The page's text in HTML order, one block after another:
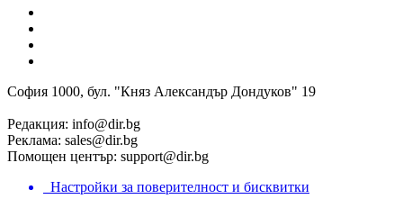
София 1000, бул. "Княз Александър Дондуков" 19
Редакция: info@dir.bg
Реклама: sales@dir.bg
Помощен център: support@dir.bg
Настройки за поверителност и бисквитки